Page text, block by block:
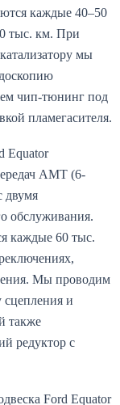
каждые 40–50
тыс. км. При
мы
чип-тюнинг под
пламегасителя.
Equator
AMT (6-
двумя
обслуживания.
каждые 60 тыс.
Мы проводим
сцепления и
также
редуктор с
Ford Equator